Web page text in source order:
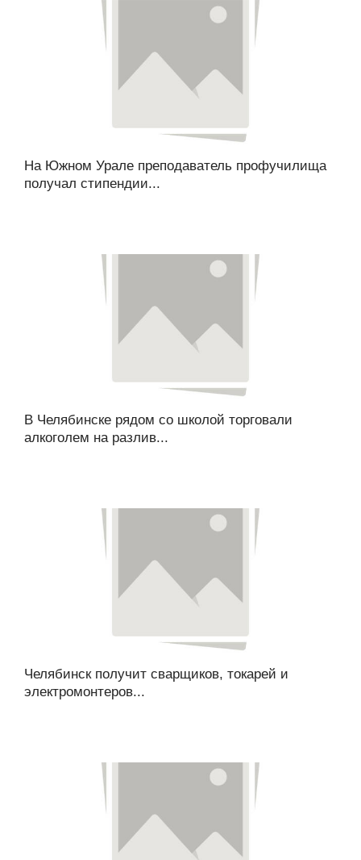
На Южном Урале преподаватель профучилища
получал стипендии...
В Челябинске рядом со школой торговали
алкоголем на разлив...
Челябинск получит сварщиков, токарей и
электромонтеров...